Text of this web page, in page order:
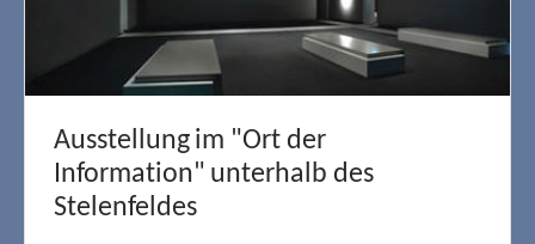
Ausstellung im "Ort der
Information" unterhalb des
Stelenfeldes